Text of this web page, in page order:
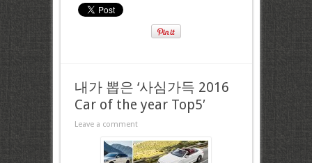
내가 뽑은 ‘사심가득 2016
Car of the year Top5′
Leave a comment